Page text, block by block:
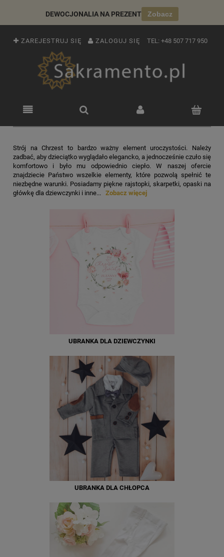
DEWOCJONALIA NA PREZENT Zobacz
ZAREJESTRUJ SIĘ ZALOGUJ SIĘ TEL: +48 507 717 950
Strój na Chrzest to bardzo ważny element uroczystości. Należy
zadbać, aby dzieciątko wyglądało elegancko, a jednocześnie czuło się
komfortowo i było mu odpowiednio ciepło. W naszej ofercie
znajdziecie Państwo wszelkie elementy, które pozwolą spełnić te
niezbędne warunki. Posiadamy piękne rajstopki, skarpetki, opaski na
główkę dla dziewczynki i inne... Zobacz więcej
UBRANKA DLA DZIEWCZYNKI
UBRANKA DLA CHŁOPCA